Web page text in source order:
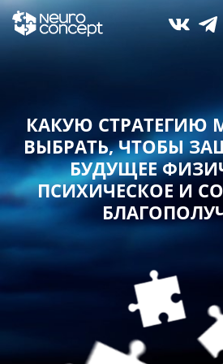
КАКУЮ СТРАТЕГИЮ
ВЫБРАТЬ,ЧТОБЫ
БУДУЩЕЕ
ПСИХИЧЕСКОЕ И